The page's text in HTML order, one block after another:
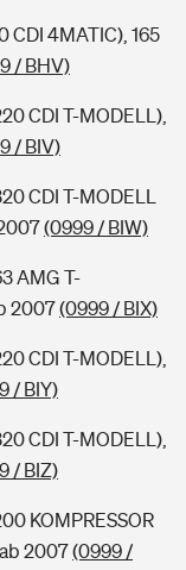
CDI 4MATIC), 165
/ BHV)
CDI T-MODELL),
/ BIV)
CDI T-MODELL
(0999 / BIW)
AMG T-
2007(0999 / BIX)
CDI T-MODELL),
/ BIY)
CDI T-MODELL),
/ BIZ)
KOMPRESSOR
2007(0999 /